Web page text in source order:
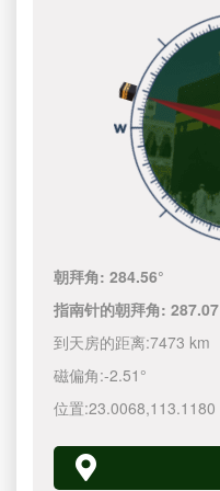
朝拜角:284.56°
指南针的朝拜角:287.07
到天房的距离:7473 km
磁偏角:-2.51°
位置:23.0068,113.1180